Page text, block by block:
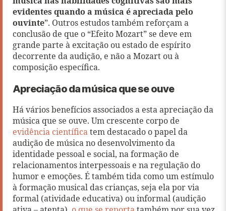
evidentes quando a música é apreciada pelo
ouvinte”. Outros estudos também reforçam a
conclusão de que o “Efeito Mozart” se deve em
grande parte à excitação ou estado de espírito
decorrente da audição, e não a Mozart ou à
composição específica.
Apreciação da música que se ouve
Há vários benefícios associados a esta apreciação da
música que se ouve. Um crescente corpo de
evidência científica tem destacado o papel da
audição de música no desenvolvimento da
identidade pessoal e social, na formação de
relacionamentos interpessoais e na regulação do
humor e emoções. É também tida como um estímulo
à formação musical das crianças, seja ela por via
formal (atividade educativa) ou informal (audição